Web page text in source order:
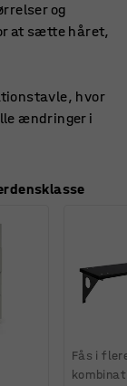
og
at sætte håret,
hvor
ændringer i
Fås i